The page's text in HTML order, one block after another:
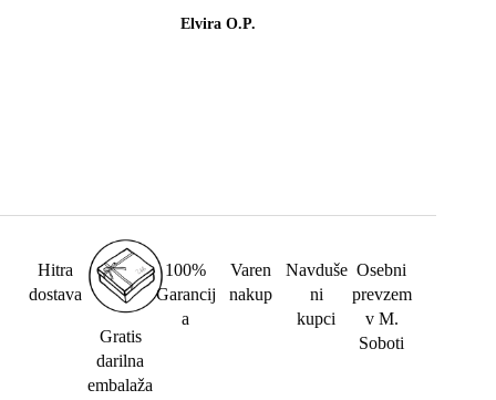
Elvira O.P.
Hitra
dostava
Gratis
darilna
embalaža
100%
Garancij
a
Varen
nakup
Navduše
ni
kupci
Osebni
prevzem
v M.
Soboti